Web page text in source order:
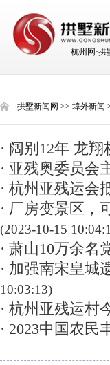
杭州网·拱
拱墅新闻网 >> 埠外新闻
· 阔别12年 龙
· 亚残奥委员会
· 杭州亚残运会
· 厂房变景区
(2023-10-15
· 萧山10万余名
· 加强南宋皇城
10:03:13)
· 杭州亚残运村
· 2023中国农民